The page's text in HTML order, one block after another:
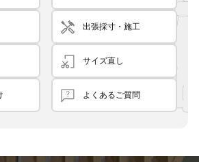
出張採寸・施工
サイズ直し
よくあるご質問